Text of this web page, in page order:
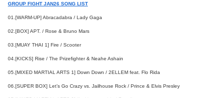
GROUP FIGHT JAN26 SONG LIST
01.[WARM-UP] Abracadabra / Lady Gaga
02.[BOX] APT. / Rose & Bruno Mars
03.[MUAY THAI 1] Fire / Scooter
04.[KICKS] Rise / The Prizefighter & Neahe Ashain
05.[MIXED MARTIAL ARTS 1] Down Down / 2ELLEM feat. Flo Rida
06.[SUPER BOX] Let’s Go Crazy vs. Jailhouse Rock / Prince & Elvis Presley